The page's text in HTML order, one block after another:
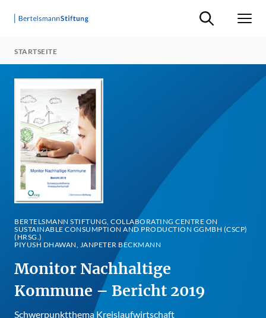
Suche ein-/
STARTSEITE
BERTELSMANN STIFTUNG, COLLABORATING CENTRE ON
SUSTAINABLE CONSUMPTION AND PRODUCTION GGMBH (CSCP)
(HRSG.)
PIYUSH DHAWAN, JANPETER BECKMANN
Monitor Nachhaltige
Kommune – Bericht 2019
Schwerpunktthema Kreislaufwirtschaft